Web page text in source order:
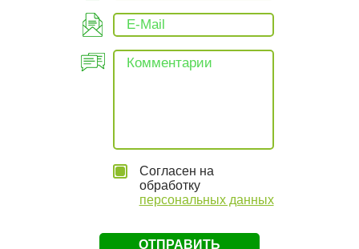
Согласен на
обработку
персональных данных